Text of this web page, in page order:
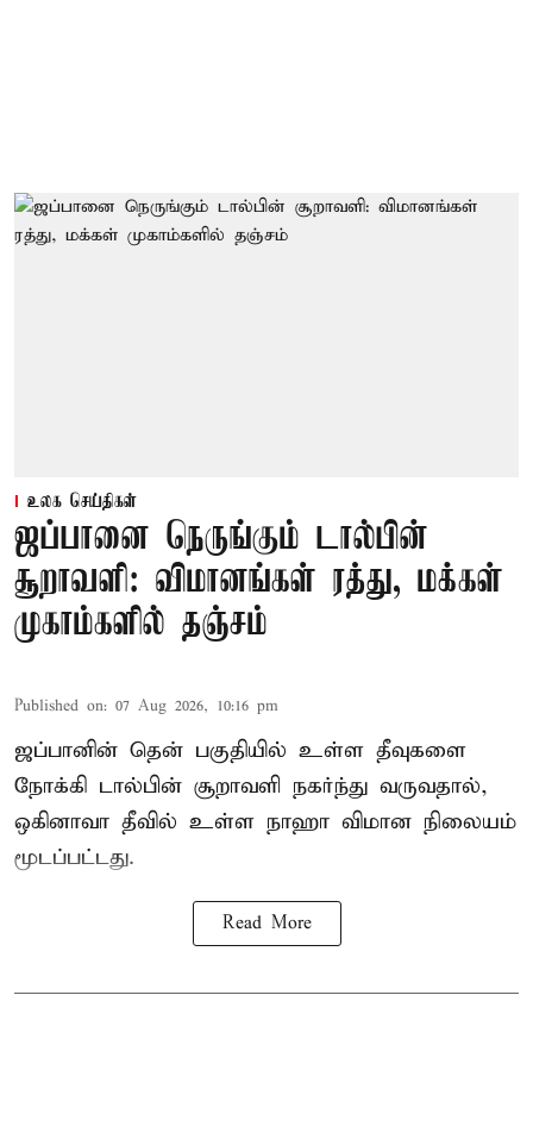
உலக செய்திகள்
ஜப்பானை நெருங்கும் டால்பின்
சூறாவளி: விமானங்கள் ரத்து, மக்கள்
முகாம்களில் தஞ்சம்
Published on: 07 Aug 2026, 10:16 pm
ஜப்பானின் தென் பகுதியில் உள்ள தீவுகளை
நோக்கி டால்பின் சூறாவளி நகர்ந்து வருவதால்,
ஒகினாவா தீவில் உள்ள நாஹா விமான நிலையம்
மூடப்பட்டது.
Read More